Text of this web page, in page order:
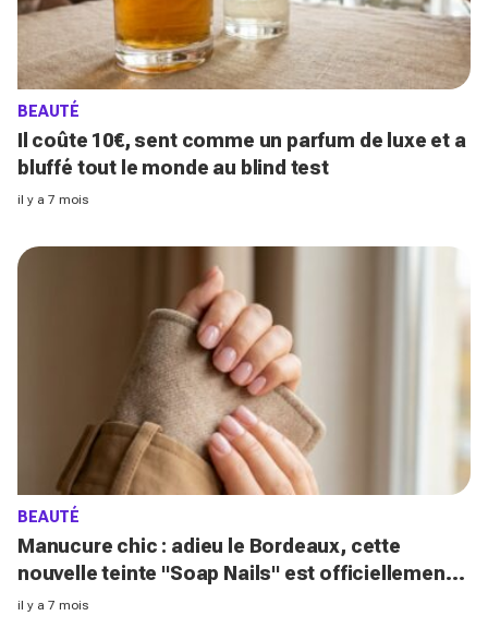
BEAUTÉ
Il coûte 10€, sent comme un parfum de luxe et a
bluffé tout le monde au blind test
il y a 7 mois
BEAUTÉ
Manucure chic : adieu le Bordeaux, cette
nouvelle teinte "Soap Nails" est officiellement
la plus élégante
il y a 7 mois